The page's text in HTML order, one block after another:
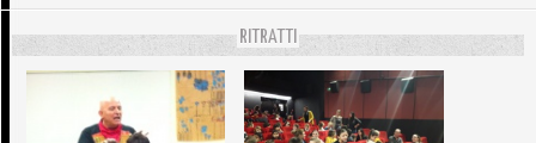
RITRATTI